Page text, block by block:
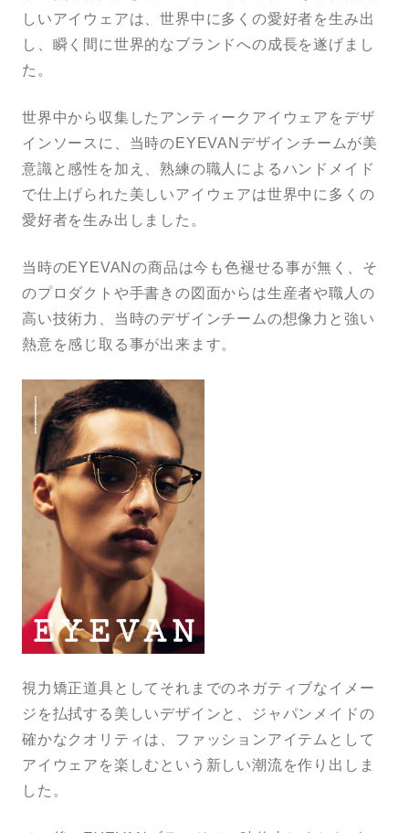
しいアイウェアは、世界中に多くの愛好者を生み出
し、瞬く間に世界的なブランドへの成長を遂げまし
た。
世界中から収集したアンティークアイウェアをデザ
インソースに、当時のEYEVANデザインチームが美
意識と感性を加え、熟練の職人によるハンドメイド
で仕上げられた美しいアイウェアは世界中に多くの
愛好者を生み出しました。
当時のEYEVANの商品は今も色褪せる事が無く、そ
のプロダクトや手書きの図面からは生産者や職人の
高い技術力、当時のデザインチームの想像力と強い
熱意を感じ取る事が出来ます。
視力矯正道具としてそれまでのネガティブなイメー
ジを払拭する美しいデザインと、ジャパンメイドの
確かなクオリティは、ファッションアイテムとして
アイウェアを楽しむという新しい潮流を作り出しま
した。